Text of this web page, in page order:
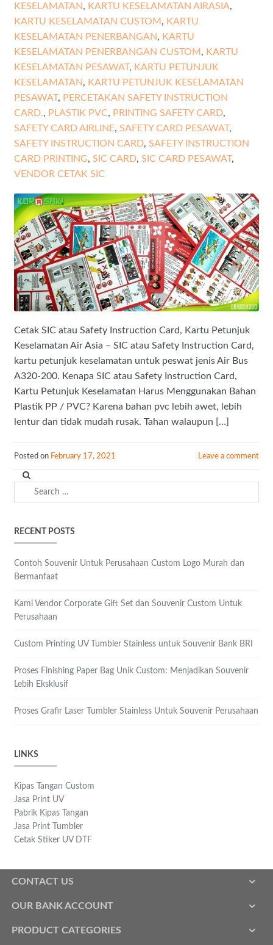
KESELAMATAN, KARTU KESELAMATAN AIRASIA,
KARTU KESELAMATAN CUSTOM , KARTU
KESELAMATAN PENERBANGAN, KARTU
KESELAMATAN PENERBANGAN CUSTOM , KARTU
KESELAMATAN PESAWAT, KARTU PETUNJUK
KESELAMATAN, KARTU PETUNJUK KESELAMATAN
PESAWAT, PERCETAKAN SAFETY INSTRUCTION
CARD., PLASTIK PVC, PRINTING SAFETY CARD,
SAFETY CARD AIRLINE, SAFETY CARD PESAWAT,
SAFETY INSTRUCTION CARD, SAFETY INSTRUCTION
CARD PRINTING, SIC CARD, SIC CARD PESAWAT,
VENDOR CETAK SIC
Cetak SIC atau Safety Instruction Card, Kartu Petunjuk
Keselamatan Air Asia – SIC atau Safety Instruction Card,
kartu petunjuk keselamatan untuk peswat jenis Air Bus
A320-200. Kenapa SIC atau Safety Instruction Card,
Kartu Petunjuk Keselamatan Harus Menggunakan Bahan
Plastik PP / PVC? Karena bahan pvc lebih awet, lebih
lentur dan tidak mudah rusak. Tahan walaupun […]
Posted on February 17, 2021 Leave a comment
Search
for:
RECENT POSTS
Contoh Souvenir Untuk Perusahaan Custom Logo Murah dan
Bermanfaat
Kami Vendor Corporate Gift Set dan Souvenir Custom Untuk
Perusahaan
Custom Printing UV Tumbler Stainless untuk Souvenir Bank BRI
Proses Finishing Paper Bag Unik Custom: Menjadikan Souvenir
Lebih Eksklusif
Proses Grafir Laser Tumbler Stainless Untuk Souvenir Perusahaan
LINKS
Kipas Tangan Custom
Jasa Print UV
Pabrik Kipas Tangan
Jasa Print Tumbler
Cetak Stiker UV DTF
CONTACT US
OUR BANK ACCOUNT
PRODUCT CATEGORIES